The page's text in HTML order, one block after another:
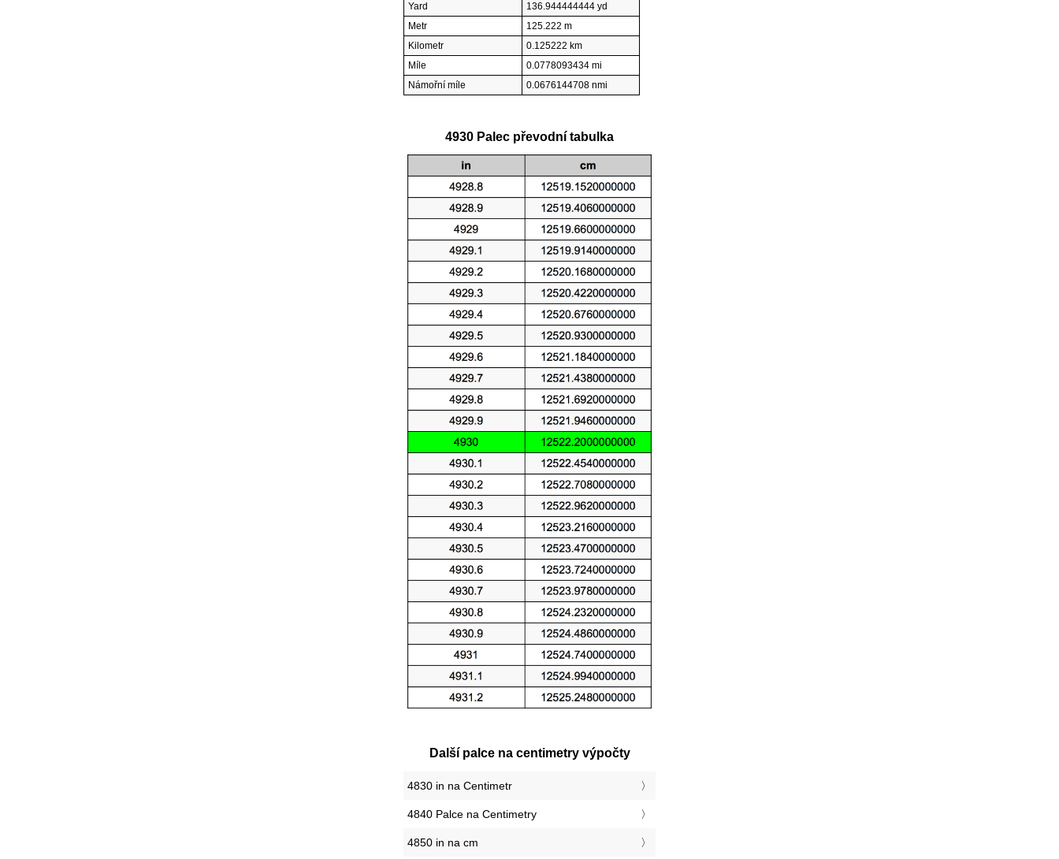
Yard
136.944444444 yd
Metr
125.222 m
Kilometr
0.125222 km
Míle
0.0778093434 mi
Námořní míle
0.0676144708 nmi
4930 Palec převodní tabulka
Další palce na centimetry výpočty
4830 in na Centimetr
4840 Palce na Centimetry
4850 in na cm